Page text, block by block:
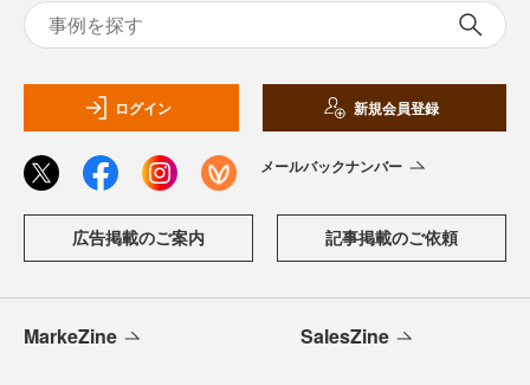
ログイン 新規会員登録
メールバックナンバー
広告掲載のご案内 記事掲載のご依頼
MarkeZine SalesZine